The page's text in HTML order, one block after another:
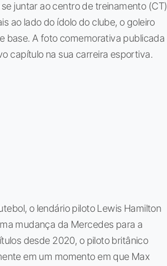
juntar ao centro de treinamento (CT)
ao lado do ídolo do clube, o goleiro
base. A foto comemorativa publicada
capítulo na sua carreira esportiva.
o lendário piloto Lewis Hamilton
mudança da Mercedes para a
desde 2020, o piloto britânico
em um momento em que Max